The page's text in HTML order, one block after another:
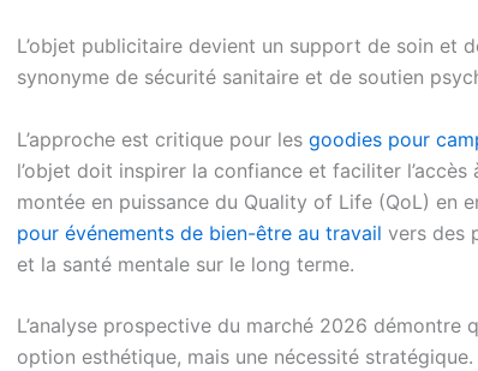
L’objet publicitaire devient un support de soin et
synonyme de sécurité sanitaire et de soutien
L’approche est critique pour les goodies pour
l’objet doit inspirer la confiance et faciliter l’accès
montée en puissance du Quality of Life (QoL) en
pour événements de bien-être au travail vers des
et la santé mentale sur le long terme.
L’analyse prospective du marché 2026 démontre
option esthétique, mais une nécessité